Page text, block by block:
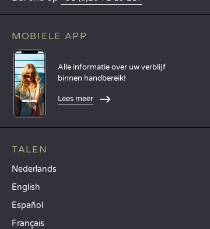
MOBIELE APP
Alle informatie over uw verblijf
binnen handbereik!
Lees meer
TALEN
Nederlands
English
Español
Français